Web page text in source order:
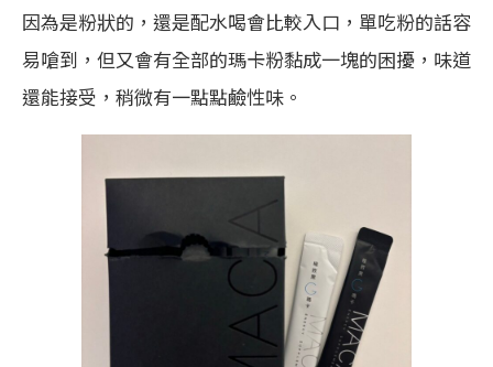
因為是粉狀的，還是配水喝會比較入口，單吃粉的話容
易嗆到，但又會有全部的瑪卡粉黏成一塊的困擾，味道
還能接受，稍微有一點點鹼性味。